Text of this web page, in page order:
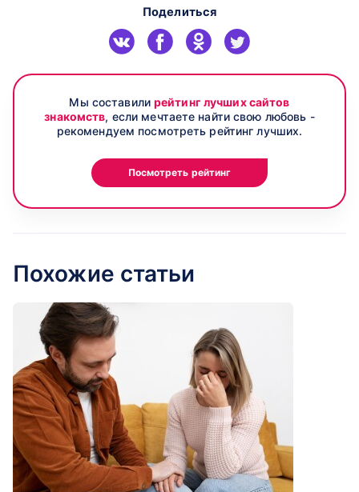
Поделиться
Мы составилирейтинг лучших сайтов
знакомств, если мечтаете найти свою любовь -
рекомендуем посмотреть рейтинг лучших.
Посмотреть рейтинг
Похожие статьи